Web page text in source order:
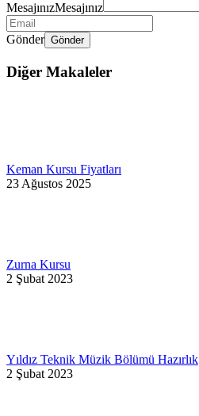
MesajınızMesajınız
Gönder Gönder
Diğer Makaleler
Keman Kursu Fiyatları
23 Ağustos 2025
Zurna Kursu
2 Şubat 2023
Yıldız Teknik Müzik Bölümü Hazırlık
2 Şubat 2023